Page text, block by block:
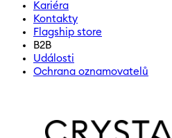
Kariéra
Kontakty
Flagship store
B2B
Události
Ochrana oznamovatelů